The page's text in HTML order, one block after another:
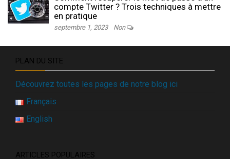
compte Twitter ? Trois techniques à mettre
en pratique
septembre 1, 2023 Non
PLAN DU SITE
Découvrez toutes les pages de notre blog ici
Français
English
ARTICLES POPULAIRES